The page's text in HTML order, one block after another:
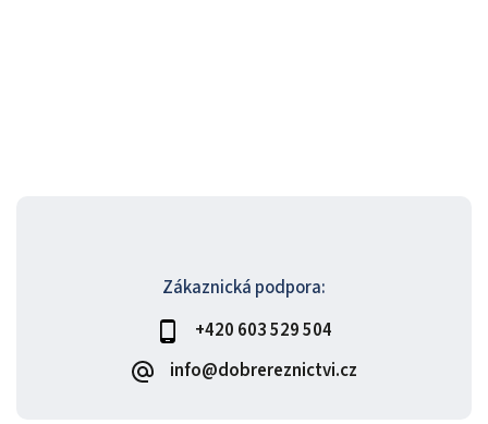
Zákaznická podpora:
+420 603 529 504
info@dobrereznictvi.cz